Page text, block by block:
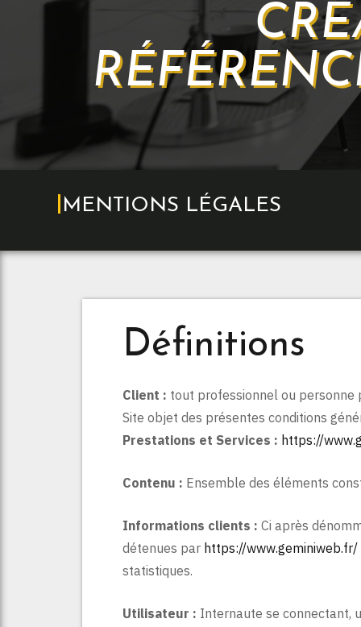
MENTIONS LÉGALES
Définitions
Client : tout professionnel ou personne
Site objet des présentes conditions
Prestations et Services : https://
Contenu : Ensemble des éléments
Informations clients : Ci après
détenues par https://www.geminiweb.fr/
statistiques.
Utilisateur : Internaute se connectant,